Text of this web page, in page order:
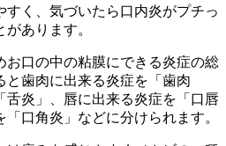
すく、気づいたら口内炎がプチっ
あります。
お口の中の粘膜にできる炎症の総
と歯肉に出来る炎症を「歯肉
舌炎」、唇に出来る炎症を「口唇
口角炎」などに分けられます。